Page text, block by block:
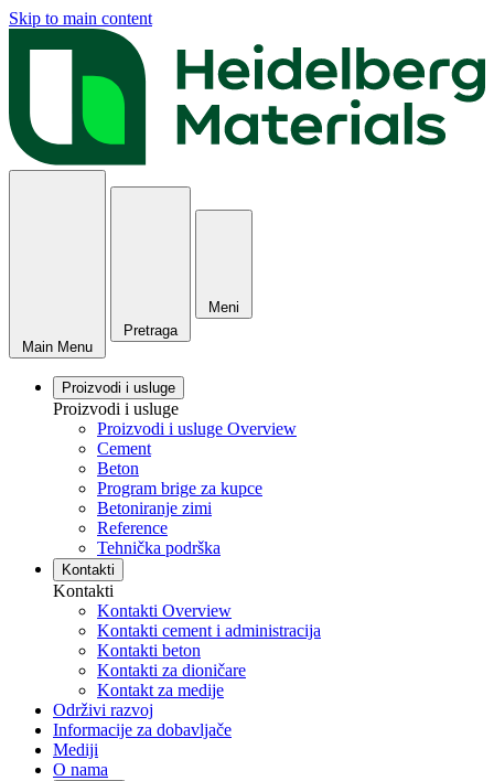
Skip to main content
Main Menu
Pretraga
Meni
Proizvodi i usluge
Proizvodi i usluge
Proizvodi i usluge Overview
Cement
Beton
Program brige za kupce
Betoniranje zimi
Reference
Tehnička podrška
Kontakti
Kontakti
Kontakti Overview
Kontakti cement i administracija
Kontakti beton
Kontakti za dioničare
Kontakt za medije
Održivi razvoj
Informacije za dobavljače
Mediji
O nama